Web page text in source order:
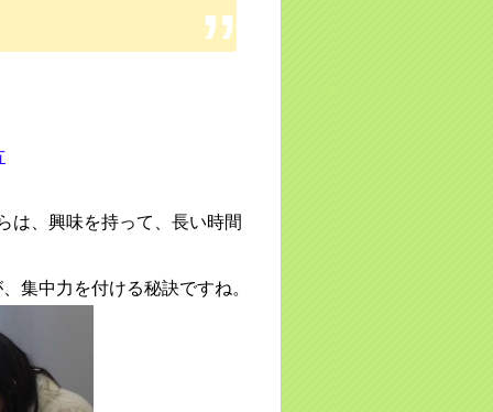
は、興味を持って、長い時間
集中力を付ける秘訣ですね。